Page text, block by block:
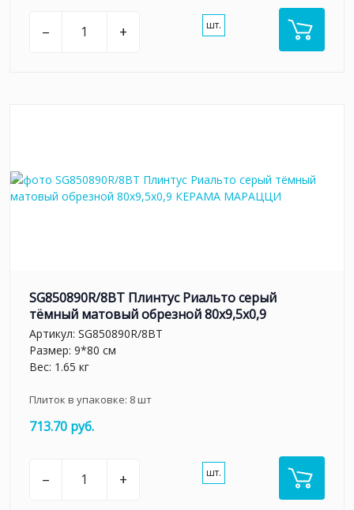
– + шт.
SG850890R/8BT Плинтус Риальто серый
тёмный матовый обрезной 80x9,5x0,9
Артикул: SG850890R/8BT
Размер: 9*80 см
Вес: 1.65 кг
Плиток в упаковке: 8шт
713.70 руб.
– + шт.